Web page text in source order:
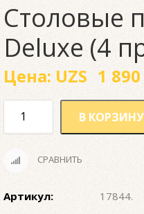
Столовые
Deluxe (4
Цена: UZS 1
В КОРЗИНУ
СРАВНИТЬ
Артикул: 17844.